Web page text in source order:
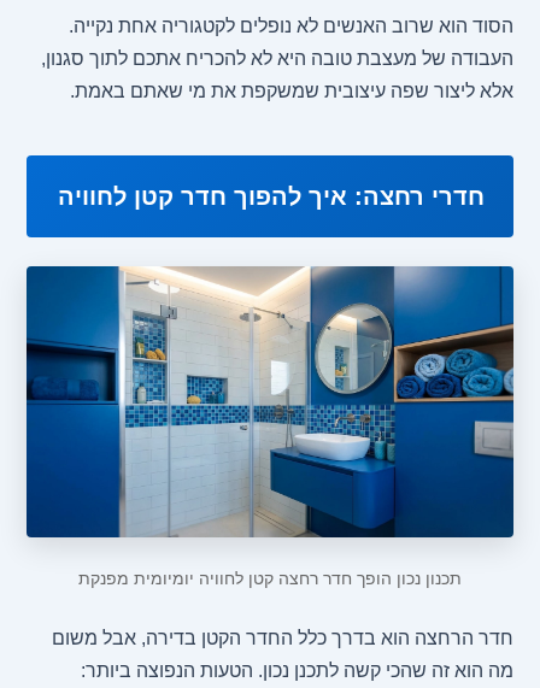
הסוד הוא שרוב האנשים לא נופלים לקטגוריה אחת נקייה.
העבודה של מעצבת טובה היא לא להכריח אתכם לתוך סגנון,
אלא ליצור שפה עיצובית שמשקפת את מי שאתם באמת.
חדרי רחצה: איך להפוך חדר קטן לחוויה
תכנון נכון הופך חדר רחצה קטן לחוויה יומיומית מפנקת
חדר הרחצה הוא בדרך כלל החדר הקטן בדירה, אבל משום
מה הוא זה שהכי קשה לתכנן נכון. הטעות הנפוצה ביותר: